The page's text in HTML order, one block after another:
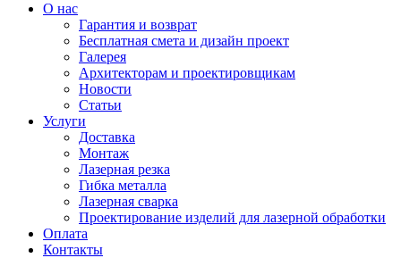
О нас
Гарантия и возврат
Бесплатная смета и дизайн проект
Галерея
Архитекторам и проектировщикам
Новости
Статьи
Услуги
Доставка
Монтаж
Лазерная резка
Гибка металла
Лазерная сварка
Проектирование изделий для лазерной обработки
Оплата
Контакты